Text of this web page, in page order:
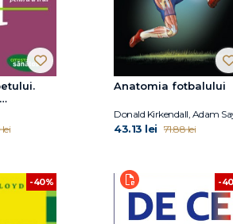
lei
Anatomia fotbalului
43.13 lei 71.88 lei
-40% -